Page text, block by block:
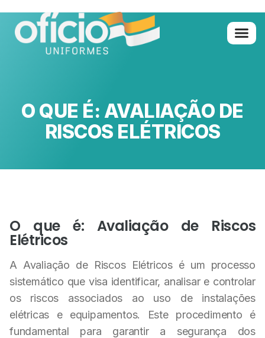
O QUE É: AVALIAÇÃO DE
RISCOS ELÉTRICOS
O que é: Avaliação de Riscos
Elétricos
A Avaliação de Riscos Elétricos é um processo
sistemático que visa identificar, analisar e controlar
os riscos associados ao uso de instalações
elétricas e equipamentos. Este procedimento é
fundamental para garantir a segurança dos